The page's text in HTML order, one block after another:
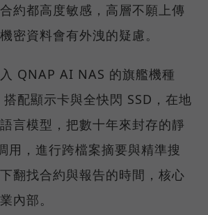
約都高度敏感，高層不願上傳
密資料會有外洩的疑慮。
QNAP AI NAS 的旗艦機種
配顯示卡與全快閃 SSD，在地
言模型，把數十年來封存的靜
用，進行跨檔案摘要與精準搜
翻找合約與報告的時間，核心
內部。